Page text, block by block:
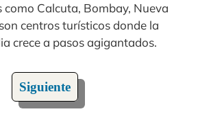
como Calcuta, Bombay, Nueva
centros turísticos donde la
crece a pasos agigantados.
Siguiente